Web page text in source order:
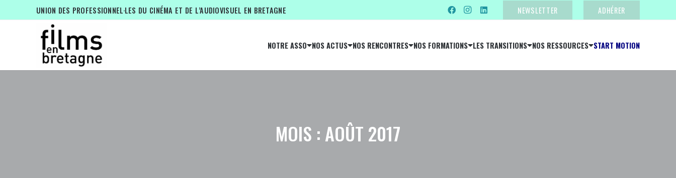
UNION DES PROFESSIONNEL·LES DU CINÉMA ET DE L’AUDIOVISUEL EN BRETAGNE NEWSLETTER ADHÉRER
NOTRE ASSO NOS ACTUS NOS RENCONTRES NOS FORMATIONS LES TRANSITIONS NOS RESSOURCES START MOTION
MOIS : AOÛT 2017